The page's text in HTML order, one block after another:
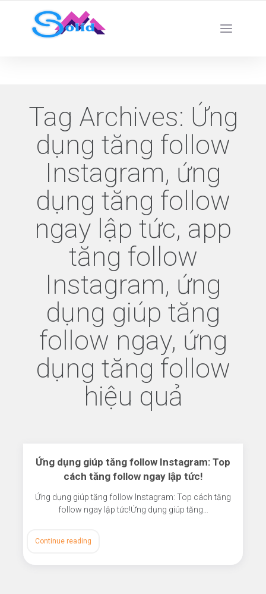
Best SMM Services
Tag Archives: Ứng
dụng tăng follow
Instagram, ứng
dụng tăng follow
ngay lập tức, app
tăng follow
Instagram, ứng
dụng giúp tăng
follow ngay, ứng
dụng tăng follow
hiệu quả
Ứng dụng giúp tăng follow Instagram: Top
cách tăng follow ngay lập tức!
Ứng dụng giúp tăng follow Instagram: Top cách tăng
follow ngay lập tức!Ứng dụng giúp tăng…
Continue reading